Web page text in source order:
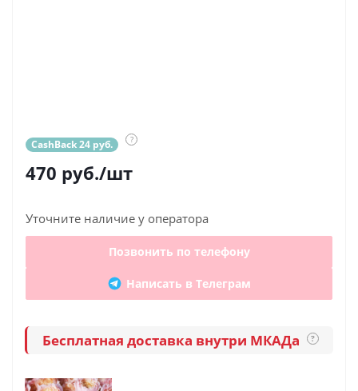
CashBack 24 руб. ?
470 руб./шт
Уточните наличие у оператора
Позвонить по телефону
Написать в Телеграм
Бесплатная доставка внутри МКАДа ?